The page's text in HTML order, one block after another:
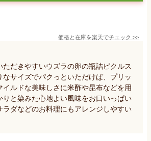
価格と在庫を楽天でチェック >>
ただきやすいウズラの卵の瓶詰ピクルス
なサイズでパクっといただけば、プリッ
イルドな美味しさに米酢や昆布などを用
りと染みた心地よい風味をお口いっぱい
ラダなどのお料理にもアレンジしやすい